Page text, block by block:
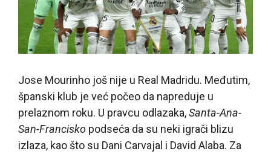
Jose Mourinho još nije u Real Madridu. Međutim,
španski klub je već počeo da napreduje u
prelaznom roku. U pravcu odlazaka,Santa-Ana-
San-Francisko podseća da su neki igrači blizu
izlaza, kao što su Dani Carvajal i David Alaba. Za